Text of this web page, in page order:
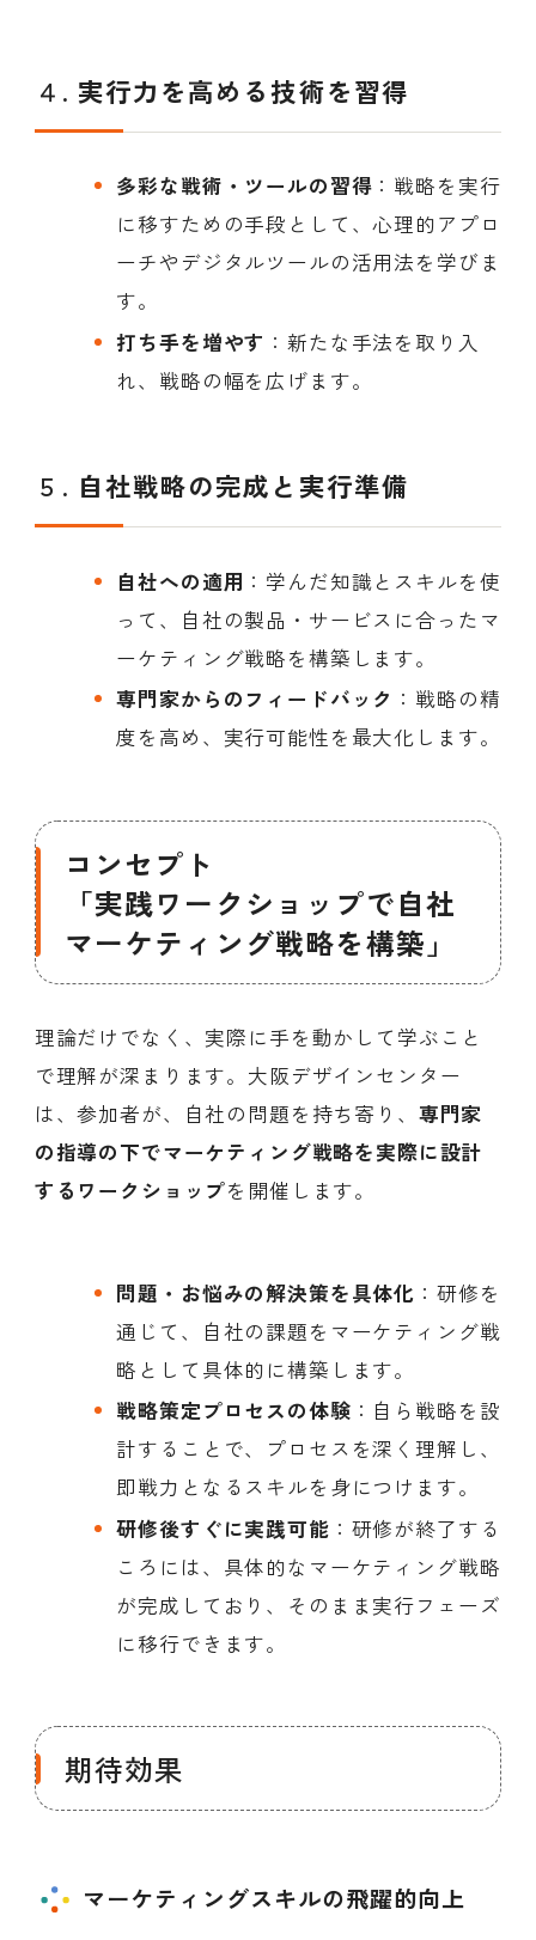
４. 実行力を高める技術を習得
多彩な戦術・ツールの習得 ：戦略を実行
に移すための手段として、心理的アプロ
ーチやデジタルツールの活用法を学びま
す。
打ち手を増やす ：新たな手法を取り入
れ、戦略の幅を広げます。
５. 自社戦略の完成と実行準備
自社への適用 ：学んだ知識とスキルを使
って、自社の製品・サービスに合ったマ
ーケティング戦略を構築します。
専門家からのフィードバック ：戦略の精
度を高め、実行可能性を最大化します。
コンセプト
「実践ワークショップで自社
マーケティング戦略を構築」
理論だけでなく、実際に手を動かして学ぶこと
で理解が深まります。大阪デザインセンター
は、参加者が、自社の問題を持ち寄り、 専門家
の指導の下でマーケティング戦略を実際に設計
するワークショップを開催します。
問題・お悩みの解決策を具体化 ：研修を
通じて、自社の課題をマーケティング戦
略として具体的に構築します。
戦略策定プロセスの体験 ：自ら戦略を設
計することで、プロセスを深く理解し、
即戦力となるスキルを身につけます。
研修後すぐに実践可能 ：研修が終了する
ころには、具体的なマーケティング戦略
が完成しており、そのまま実行フェーズ
に移行できます。
期待効果
マーケティングスキルの飛躍的向上